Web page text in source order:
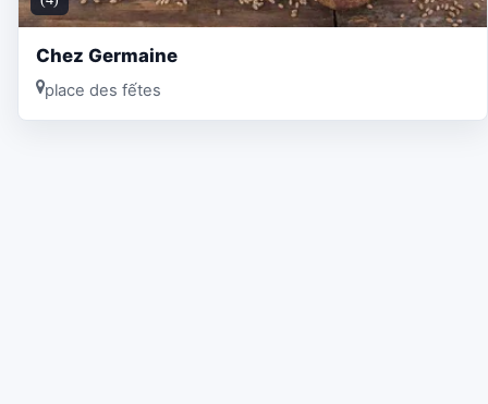
Chez Germaine
place des fếtes